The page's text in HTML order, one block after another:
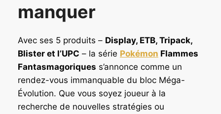
manquer
Avec ses 5 produits – Display, ETB, Tripack,
Blister et l’UPC – la série Pokémon Flammes
Fantasmagoriques s’annonce comme un
rendez-vous immanquable du bloc Méga-
Évolution. Que vous soyez joueur à la
recherche de nouvelles stratégies ou